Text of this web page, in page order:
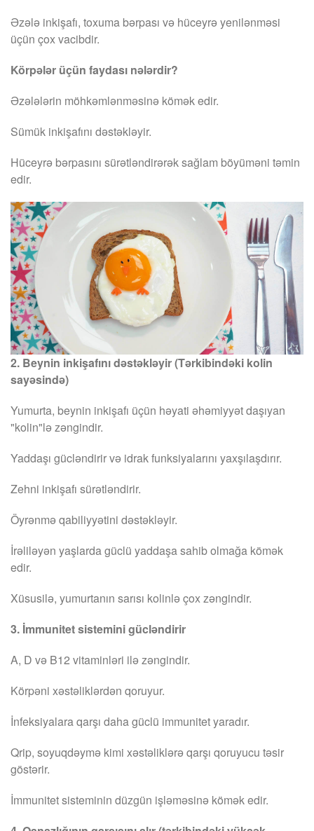
Əzələ inkişafı, toxuma bərpası və hüceyrə yenilənməsi
üçün çox vacibdir.
Körpələr üçün faydası nələrdir?
Əzələlərin möhkəmlənməsinə kömək edir.
Sümük inkişafını dəstəkləyir.
Hüceyrə bərpasını sürətləndirərək sağlam böyüməni təmin
edir.
2. Beynin inkişafını dəstəkləyir (Tərkibindəki kolin
sayəsində)
Yumurta, beynin inkişafı üçün həyati əhəmiyyət daşıyan
"kolin"lə zəngindir.
Yaddaşı gücləndirir və idrak funksiyalarını yaxşılaşdırır.
Zehni inkişafı sürətləndirir.
Öyrənmə qabiliyyətini dəstəkləyir.
İrəliləyən yaşlarda güclü yaddaşa sahib olmağa kömək
edir.
Xüsusilə, yumurtanın sarısı kolinlə çox zəngindir.
3. İmmunitet sistemini gücləndirir
A, D və B12 vitaminləri ilə zəngindir.
Körpəni xəstəliklərdən qoruyur.
İnfeksiyalara qarşı daha güclü immunitet yaradır.
Qrip, soyuqdəymə kimi xəstəliklərə qarşı qoruyucu təsir
göstərir.
İmmunitet sisteminin düzgün işləməsinə kömək edir.